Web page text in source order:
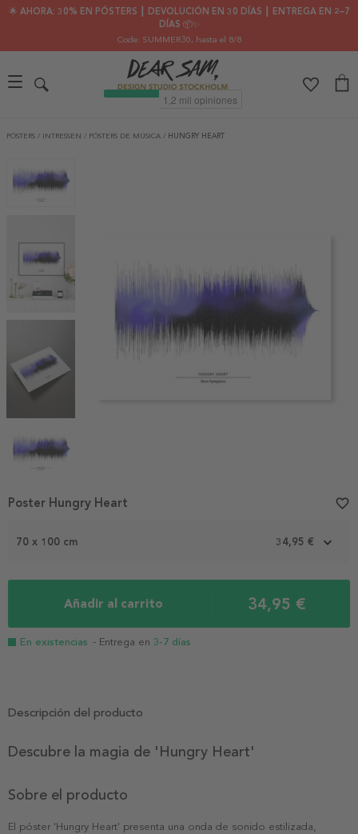
🌟 AHORA: 30% EN PÓSTERS ┃ DEVOLUCIÓN EN 30 DÍAS ┃ ENTREGA EN 2–7
DÍAS 📦✨
Code: SUMMER30, hasta el 8/8
PÓSTERS / INTRESSEN / PÓSTERS DE MÚSICA / HUNGRY HEART
Item
1
4
70 x 100 cm 34,95 €
Añadir al carrito 34,95 €
En existencias - Entrega en 3-7 días
Poster Hungry Heart favorite_border
Descripción del producto
Descubre la magia de 'Hungry Heart'
Sobre el producto
El póster 'Hungry Heart' presenta una onda de sonido estilizada,